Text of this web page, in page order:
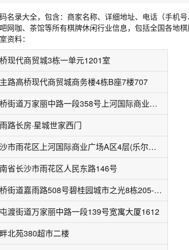
名录大全，包含：商家名称、详细地址、电话（手机号
网咖、茶馆等所有棋牌休闲行业信息，包括全国各地
资料：
现代商贸城3栋一单元1201室
路高桥现代商贸城商务楼4栋B座7楼707
高桥街道万家丽中路一段358号上河国际商业广场G1栋215-216
路长房·星城世家西门
长沙市雨花区上河国际商业广场A区4层(乐尔乐总仓大门进电梯4楼、高桥北地铁站3口上面)
省长沙市雨花区人民东路146号
高桥街道嘉雨路508号碧桂园城市之光8栋205-207(汇米巴楼上)
渡街道万家丽中路一段139号宽寓大厦1612
北苑380超市二楼